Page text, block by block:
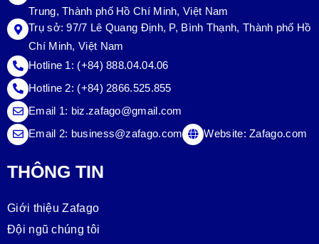
Trung, Thành phố Hồ Chí Minh, Việt Nam
Trụ sở:97/7 Lê Quang Định, P, Bình Thạnh, Thành phố Hồ
Chí Minh, Việt Nam
Hotline 1: (+84) 888.04.04.06
Hotline 2: (+84) 2866.525.855
Email 1: biz.zafago@gmail.com
Email 2: business@zafago.com Website:Zafago.com
THÔNG TIN
Giới thiệu Zafago
Đội ngũ chúng tôi